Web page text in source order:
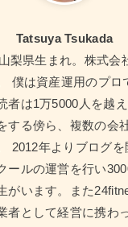
Tatsuya Tsukada
梨県生まれ。株式会
僕は資産運用のプロ
者は1万5000人を越
する傍ら、複数の会
2012年よりブログを
ールの運営を行い
がいます。また
者として経営に携わ